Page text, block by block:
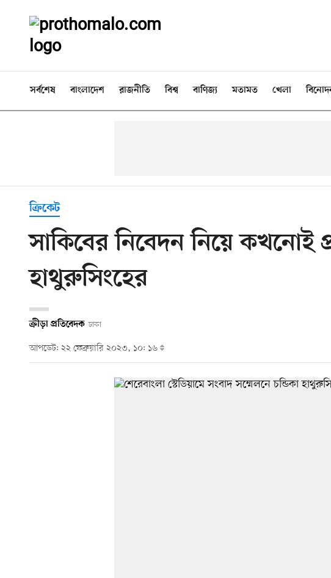
সর্বশেষ বাংলাদেশ রাজনীতি বিশ্ব বাণিজ্য মতামত খেলা
ক্রিকেট
সাকিবের নিবেদন নিয়ে কখনোই
হাথুরুসিংহের
ক্রীড়া প্রতিবেদক ঢাকা
আপডেট: ২২ ফেব্রুয়ারি ২০২৩, ১০: ১৬